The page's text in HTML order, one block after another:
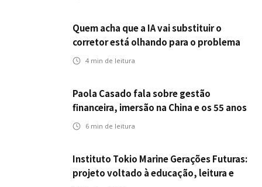
Quem acha que a IA vai substituir o
corretor está olhando para o problema
errado
4 min de leitura
Paola Casado fala sobre gestão
financeira, imersão na China e os 55 anos
da ENS
6 min de leitura
Instituto Tokio Marine Gerações Futuras:
projeto voltado à educação, leitura e